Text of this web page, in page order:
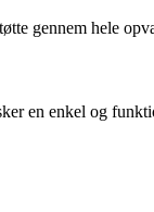
gennem hele
en enkel og